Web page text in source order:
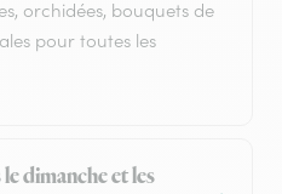
orchidées, bouquets de
pour toutes les
dimanche et les